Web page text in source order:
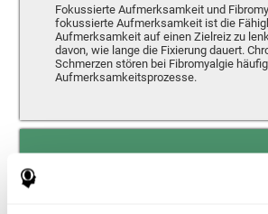
Fokussierte Aufmerksamkeit und
fokussierte Aufmerksamkeit ist die
Aufmerksamkeit auf einen Zielreiz zu
davon, wie lange die Fixierung dauert.
Schmerzen stören bei Fibromyalgie
Aufmerksamkeitsprozesse.
Fähigkeit, neue Information zu speichern oder